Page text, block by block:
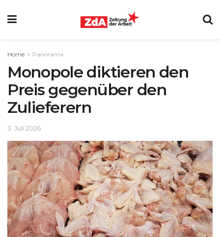
Home Panorama
Monopole diktieren den
Preis gegenüber den
Zulieferern
3. Juli 2026